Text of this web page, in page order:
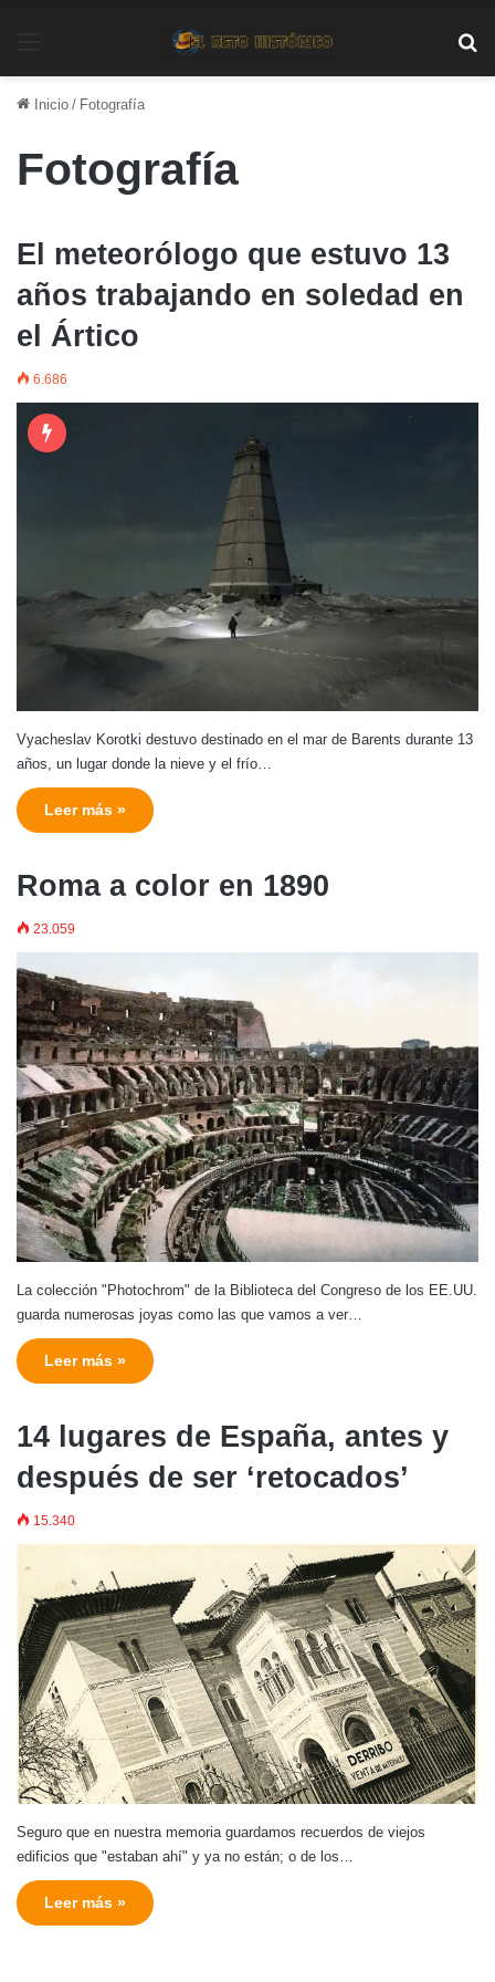
Inicio / Fotografía
Fotografía
El meteorólogo que estuvo 13
años trabajando en soledad en
el Ártico
6.686
Vyacheslav Korotki destuvo destinado en el mar de Barents durante 13
años, un lugar donde la nieve y el frío…
Leer más »
Roma a color en 1890
23.059
La colección "Photochrom" de la Biblioteca del Congreso de los EE.UU.
guarda numerosas joyas como las que vamos a ver…
Leer más »
14 lugares de España, antes y
después de ser ‘retocados’
15.340
Seguro que en nuestra memoria guardamos recuerdos de viejos
edificios que "estaban ahí" y ya no están; o de los…
Leer más »